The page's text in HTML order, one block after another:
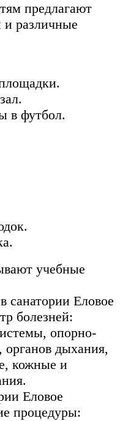
предлагают
и различные
в футбол.
учебные
Еловое
болезней:
опорно-
органов дыхания,
кожные и
Еловое
процедуры: